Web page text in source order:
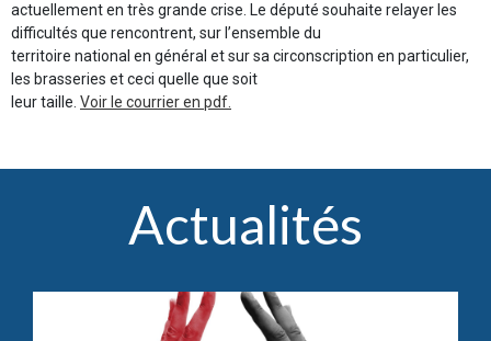
actuellement en très grande crise. Le député souhaite relayer les
difficultés que rencontrent, sur l’ensemble du
territoire national en général et sur sa circonscription en particulier,
les brasseries et ceci quelle que soit
leur taille. Voir le courrier en pdf.
Actualités